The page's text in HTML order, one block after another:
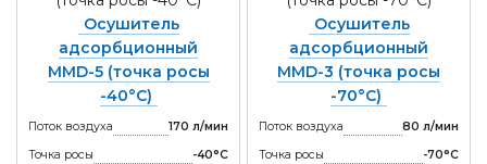
Осушитель
адсорбционный
MMD-5 (точка росы
-40°С)
Поток воздуха
170 л/мин
Точка росы
-40°С
Осушитель
адсорбционный
MMD-3 (точка росы
-70°С)
Поток воздуха
80 л/мин
Точка росы
-70°С